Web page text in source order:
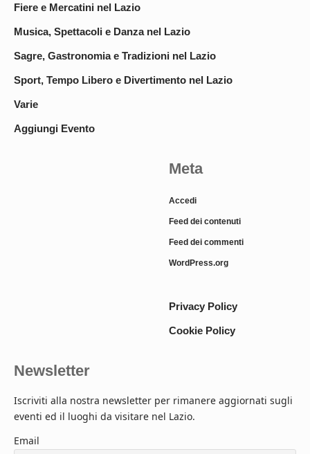
Fiere e Mercatini nel Lazio
Musica, Spettacoli e Danza nel Lazio
Sagre, Gastronomia e Tradizioni nel Lazio
Sport, Tempo Libero e Divertimento nel Lazio
Varie
Aggiungi Evento
Meta
Accedi
Feed dei contenuti
Feed dei commenti
WordPress.org
Privacy Policy
Cookie Policy
Newsletter
Iscriviti alla nostra newsletter per rimanere aggiornati sugli
eventi ed il luoghi da visitare nel Lazio.
Email